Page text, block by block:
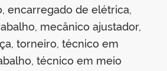
encarregado de elétrica,
mecânico ajustador,
torneiro, técnico em
técnico em meio